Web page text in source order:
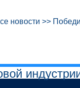
новости >>